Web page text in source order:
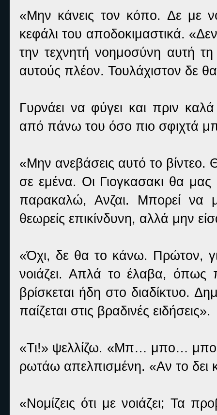
«Μην κάνεις τον κόπο. Δε με
κεφάλι του αποδοκιμαστικά.
την τεχνητή νοημοσύνη αυτή
αυτούς πλέον. Τουλάχιστον δε
Γυρνάει να φύγει και πριν
από πάνω του όσο πιο σφιχτά
«Μην ανεβάσεις αυτό το
σε εμένα. Οι Γιογκασακι θα μας
παρακαλώ, Ανζαι. Μπορεί να
θεωρείς επικίνδυνη, αλλά μην
«Όχι, δε θα το κάνω. Πρώτον,
νοιάζει. Απλά το έλαβα, όπως
βρίσκεται ήδη στο διαδίκτυο.
παίζεται στις βραδινές ειδήσεις».
«Τι!» ψελλίζω. «Μπ… μπο…
ρωτάω απελπισμένη. «Αν το δει
«Νομίζεις ότι με νοιάζει; Τα